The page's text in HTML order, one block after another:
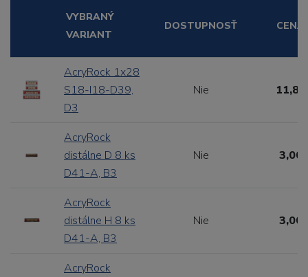
VYBRANÝ
VARIANT
DOSTUPNOSŤ CENA
AcryRock 1x28
S18-I18-D39,
D3
Nie
AcryRock
distálne D 8 ks
D41-A, B3
Nie 3,00
AcryRock
distálne H 8 ks
D41-A, B3
Nie 3,00
AcryRock